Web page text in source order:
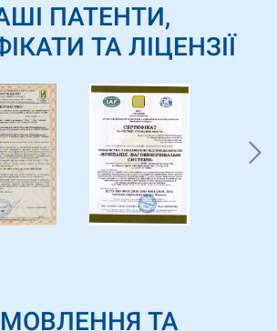
ПАТЕНТИ,
ТА ЛІЦЕНЗІЇ
ТА